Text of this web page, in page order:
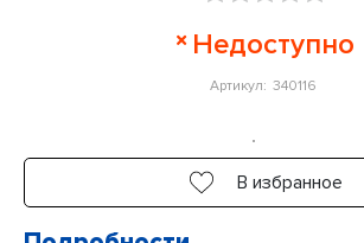
Недоступно
Артикул: 340116
В избранное